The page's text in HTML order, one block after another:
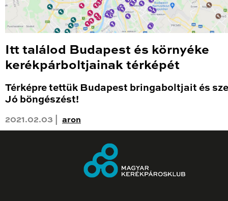
Itt találod Budapest és környéke
kerékpárboltjainak térképét
Térképre tettük Budapest bringaboltjait és
Jó böngészést!
2021.02.03 | aron